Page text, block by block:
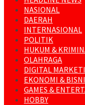
NASIONAL
DAERAH
INTERNASIONAL
POLITIK
HUKUM &
OLAHRAGA
DIGITAL
EKONOMI &
GAMES &
HOBBY